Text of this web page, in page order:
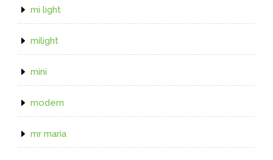
mi light
milight
mini
modern
mr maria